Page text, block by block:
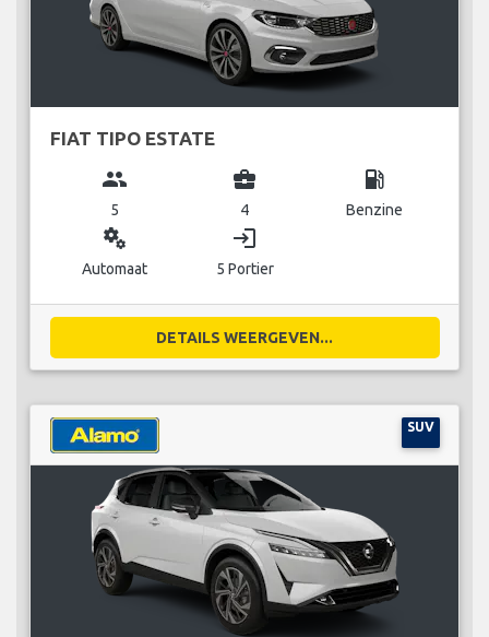
FIAT TIPO ESTATE
group
5
business_center
4
local_gas_station
Benzine
miscellaneous_services
Automaat
login
5 Portier
DETAILS WEERGEVEN...
SUV